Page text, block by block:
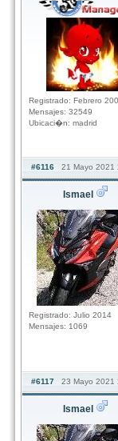
Registrado: Febrero
Mensajes: 32549
Ubicaci�n: madrid
#6116 21 Mayo 2021
Ismael
Registrado: Julio 2014
Mensajes: 1069
#6117 23 Mayo 2021
Ismael